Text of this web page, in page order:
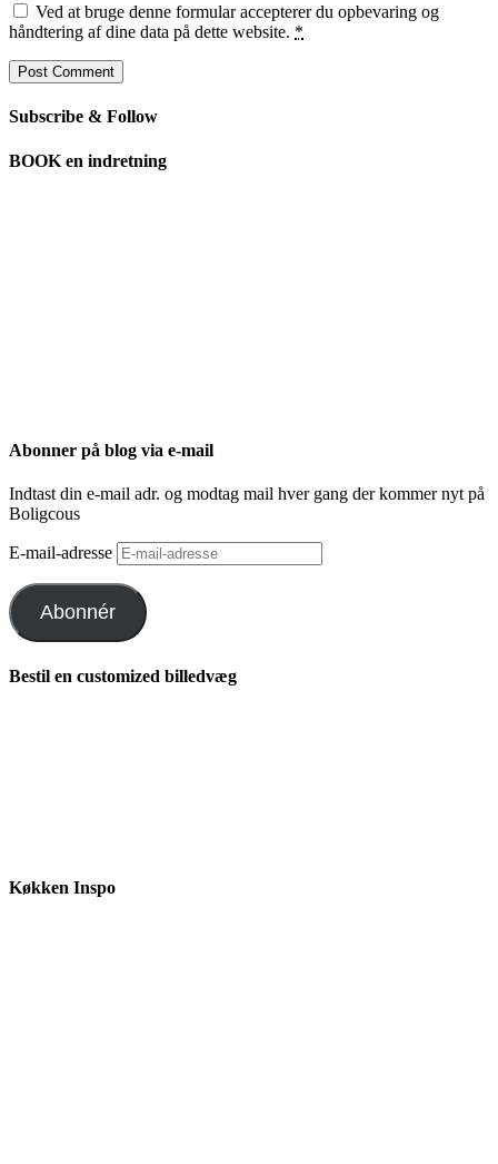
Ved at bruge denne formular accepterer du opbevaring og
håndtering af dine data på dette website. *
Subscribe & Follow
BOOK en indretning
Abonner på blog via e-mail
Indtast din e-mail adr. og modtag mail hver gang der kommer nyt på
Boligcous
E-mail-adresse
Abonnér
Bestil en customized billedvæg
Køkken Inspo